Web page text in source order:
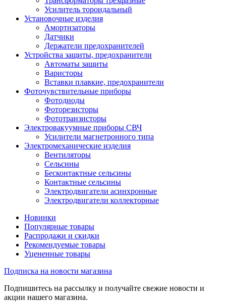
Усилитель тороидальный
Установочные изделия
Амортизаторы
Датчики
Держатели предохранителей
Устройства защиты, предохранители
Автоматы защиты
Варисторы
Вставки плавкие, предохранители
Фоточувствительные приборы
Фотодиоды
Фоторезисторы
Фототранзисторы
Электровакуумные приборы СВЧ
Усилители магнетронного типа
Электромеханические изделия
Вентиляторы
Сельсины
Бесконтактные сельсины
Контактные сельсины
Электродвигатели асинхронные
Электродвигатели коллекторные
Новинки
Популярные товары
Распродажи и скидки
Рекомендуемые товары
Уцененные товары
Подписка на новости магазина
Подпишитесь на рассылку и получайте свежие новости и
акции нашего магазина.